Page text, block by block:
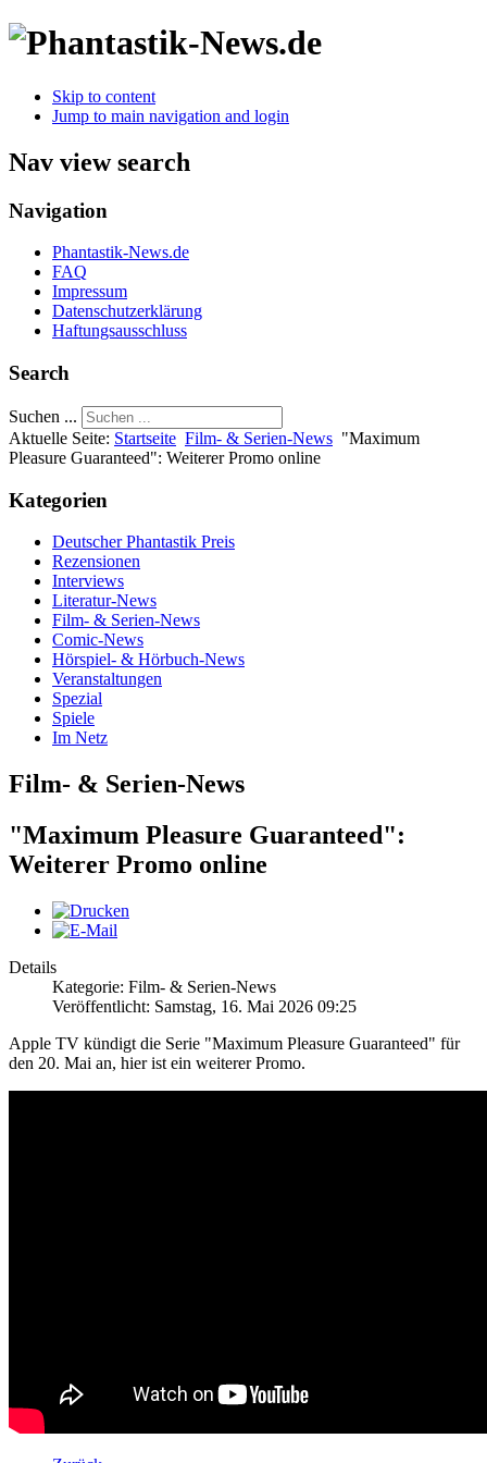
Skip to content
Jump to main navigation and login
Nav view search
Navigation
Phantastik-News.de
FAQ
Impressum
Datenschutzerklärung
Haftungsausschluss
Search
Suchen ...
Aktuelle Seite: Startseite Film- & Serien-News "Maximum
Pleasure Guaranteed": Weiterer Promo online
Kategorien
Deutscher Phantastik Preis
Rezensionen
Interviews
Literatur-News
Film- & Serien-News
Comic-News
Hörspiel- & Hörbuch-News
Veranstaltungen
Spezial
Spiele
Im Netz
Film- & Serien-News
"Maximum Pleasure Guaranteed":
Weiterer Promo online
Details
Kategorie: Film- & Serien-News
Veröffentlicht: Samstag, 16. Mai 2026 09:25
Apple TV kündigt die Serie "Maximum Pleasure Guaranteed" für
den 20. Mai an, hier ist ein weiterer Promo.